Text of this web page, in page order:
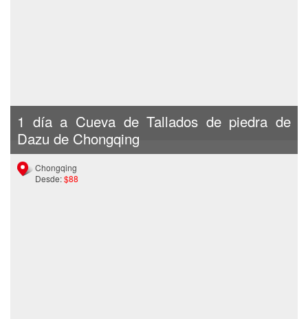
1 día a Cueva de Tallados de piedra de
Dazu de Chongqing
Chongqing
Desde:$88